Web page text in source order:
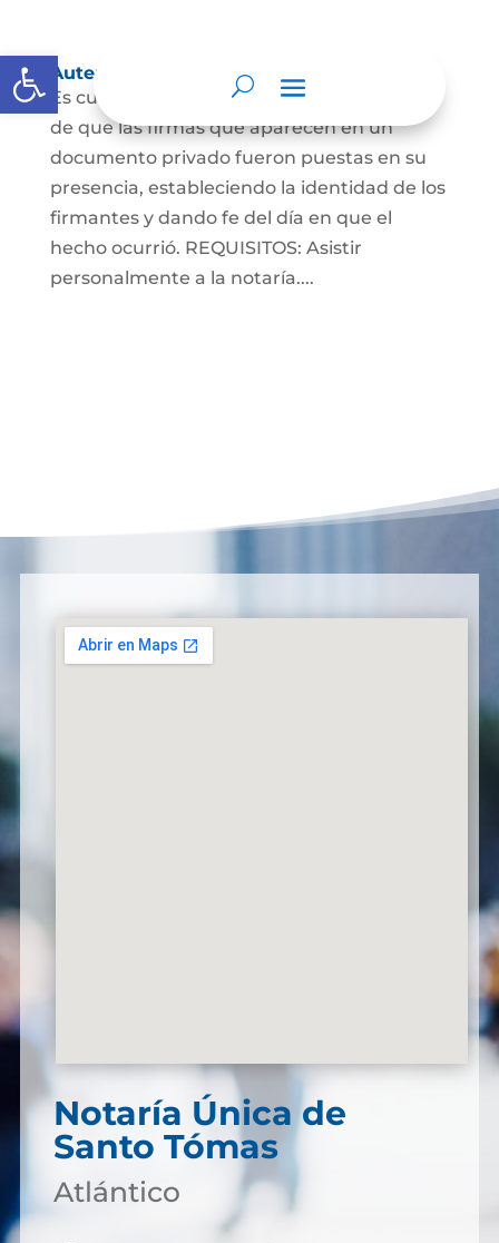
Abrir barra de herramientas
Autenticaciones
Es cuando el notario da testimonio escrito
de que las firmas que aparecen en un
documento privado fueron puestas en su
presencia, estableciendo la identidad de los
firmantes y dando fe del día en que el
hecho ocurrió. REQUISITOS: Asistir
personalmente a la notaría....
Notaría Única de
Santo Tómas
Atlántico